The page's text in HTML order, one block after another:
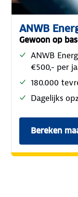
ANWB
Gewoon op
ANWB
€500,- per
180.000
Dagelijks
Bereken